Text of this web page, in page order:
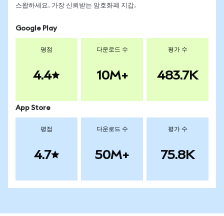
스왑하세요. 가장 신뢰받는 암호화폐 지갑.
Google Play
평점
4.4
다운로드 수
10M+
평가 수
483.7K
App Store
평점
4.7
다운로드 수
50M+
평가 수
75.8K